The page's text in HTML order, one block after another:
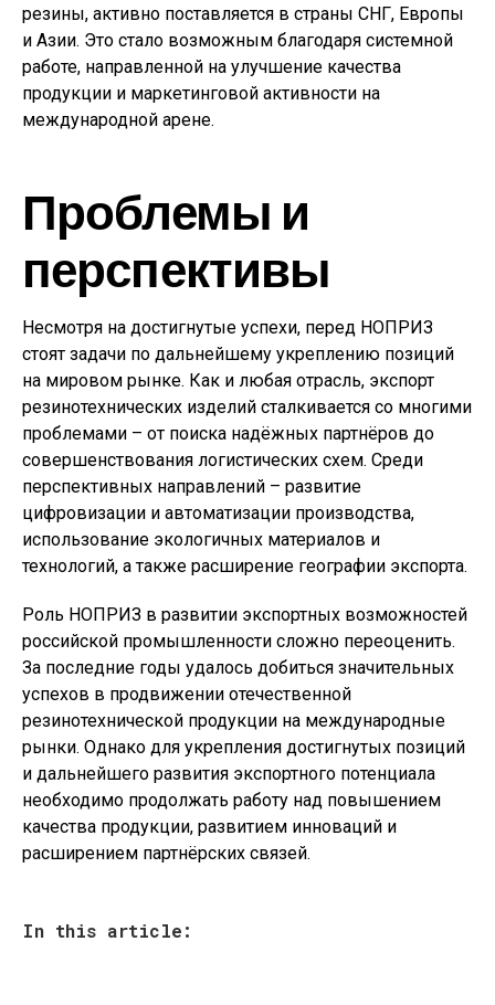
резины, активно поставляется в страны СНГ, Европы
и Азии. Это стало возможным благодаря системной
работе, направленной на улучшение качества
продукции и маркетинговой активности на
международной арене.
Проблемы и
перспективы
Несмотря на достигнутые успехи, перед НОПРИЗ
стоят задачи по дальнейшему укреплению позиций
на мировом рынке. Как и любая отрасль, экспорт
резинотехнических изделий сталкивается со многими
проблемами – от поиска надёжных партнёров до
совершенствования логистических схем. Среди
перспективных направлений – развитие
цифровизации и автоматизации производства,
использование экологичных материалов и
технологий, а также расширение географии экспорта.
Роль НОПРИЗ в развитии экспортных возможностей
российской промышленности сложно переоценить.
За последние годы удалось добиться значительных
успехов в продвижении отечественной
резинотехнической продукции на международные
рынки. Однако для укрепления достигнутых позиций
и дальнейшего развития экспортного потенциала
необходимо продолжать работу над повышением
качества продукции, развитием инноваций и
расширением партнёрских связей.
In this article: